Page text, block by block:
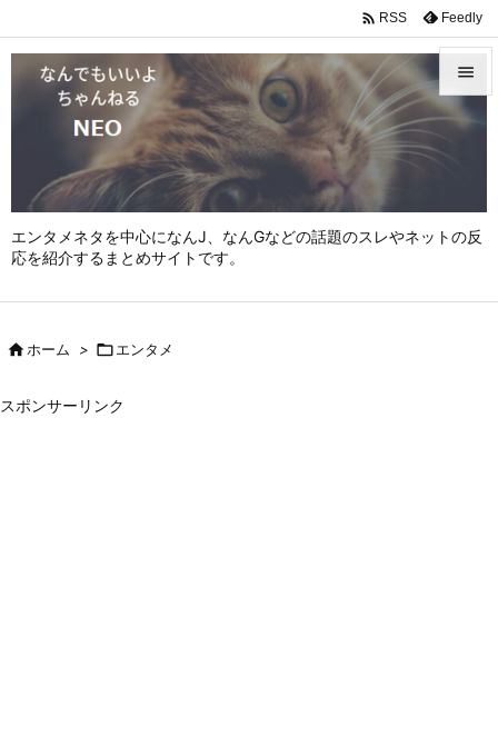
エンタメネタを中心になんJ、なんGなどの話題のスレやネットの反
応を紹介するまとめサイトです。



 RSS Feedly
ホーム > エンタメ
スポンサーリンク